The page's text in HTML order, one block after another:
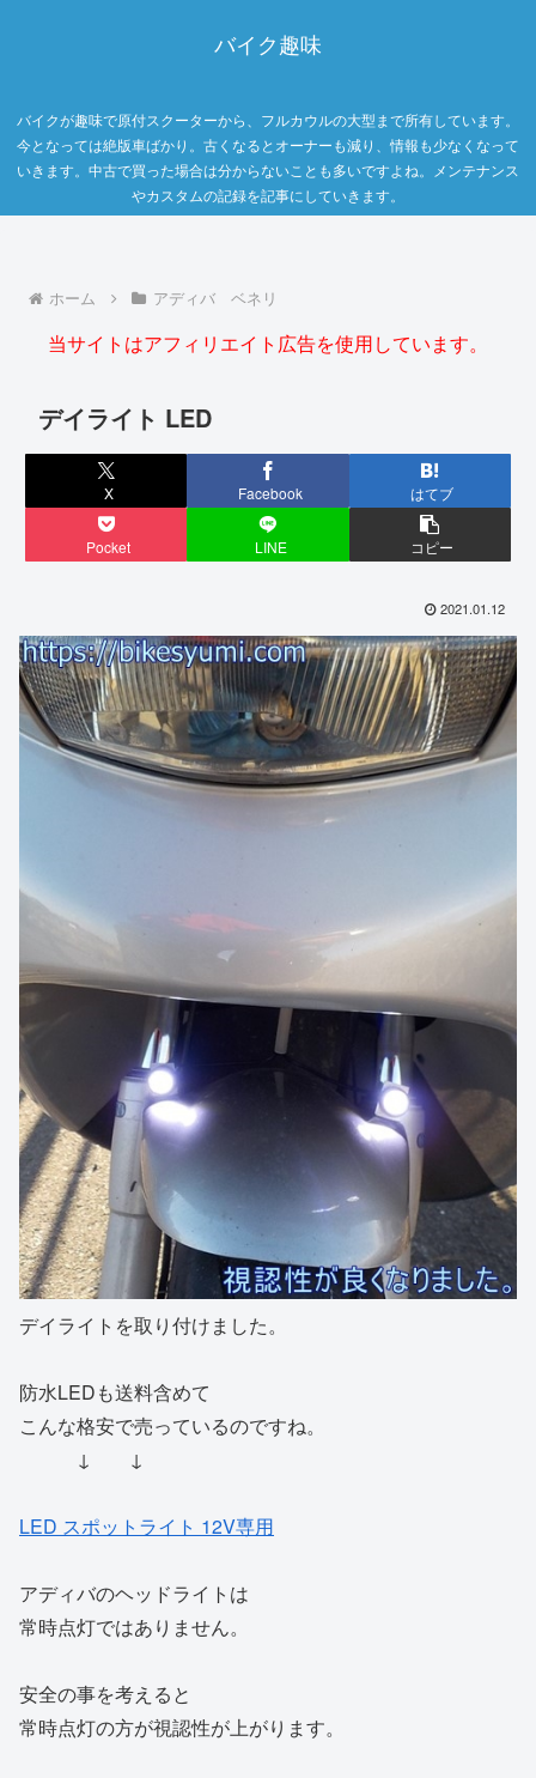
バイク趣味
バイクが趣味で原付スクーターから、フルカウルの大型まで所有しています。
今となっては絶版車ばかり。古くなるとオーナーも減り、情報も少なくなって
いきます。中古で買った場合は分からないことも多いですよね。メンテナンス
やカスタムの記録を記事にしていきます。
ホーム アディバ ベネリ
当サイトはアフィリエイト広告を使用しています。
デイライト LED
X Facebook はてブ
Pocket LINE コピー
2021.01.12
デイライトを取り付けました。
防水LEDも送料含めて
こんな格安で売っているのですね。
↓ ↓
LED スポットライト 12V専用
アディバのヘッドライトは
常時点灯ではありません。
安全の事を考えると
常時点灯の方が視認性が上がります。